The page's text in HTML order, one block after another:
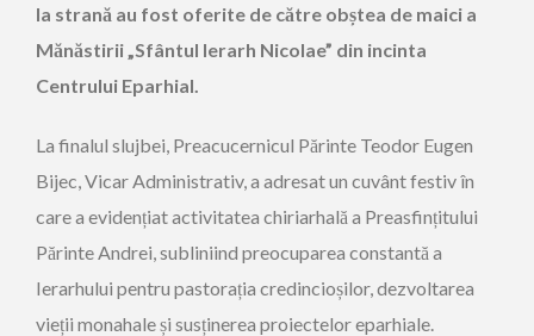
la strană au fost oferite de către obștea de maici a
Mănăstirii „Sfântul Ierarh Nicolae” din incinta
Centrului Eparhial.
La finalul slujbei, Preacucernicul Părinte Teodor Eugen
Bijec, Vicar Administrativ, a adresat un cuvânt festiv în
care a evidențiat activitatea chiriarhală a Preasfințitului
Părinte Andrei, subliniind preocuparea constantă a
Ierarhului pentru pastorația credincioșilor, dezvoltarea
vieții monahale și susținerea proiectelor eparhiale.